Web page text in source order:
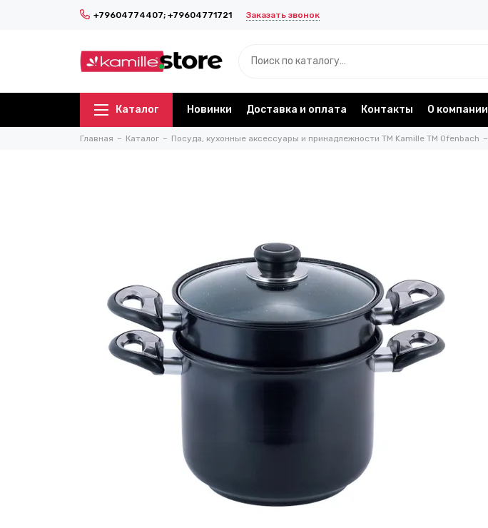
+79604774407; +79604771721 Заказать звонок
Каталог Новинки Доставка и оплата Контакты О компании
Главная Каталог Посуда, кухонные аксессуары и принадлежности TM Kamille TM Ofenbach